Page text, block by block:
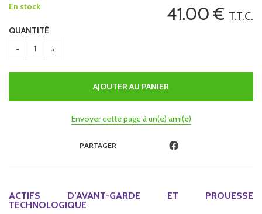
41.00€ T.T.C.
En stock
QUANTITÉ
Envoyer cette page à un(e) ami(e)
PARTAGER
ACTIFS D’AVANT-GARDE ET PROUESSE
TECHNOLOGIQUE